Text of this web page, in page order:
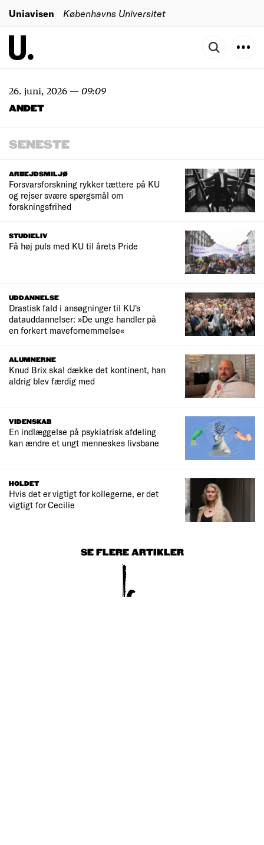
Uniavisen Københavns Universitet
26. juni, 2026—09:09
ANDET
SENESTE
ARBEJDSMILJØ
Forsvarsforskning rykker tættere på KU
og rejser svære spørgsmål om
forskningsfrihed
STUDIELIV
Få høj puls med KU til årets Pride
UDDANNELSE
Drastisk fald i ansøgninger til KU's
datauddannelser: »De unge handler på
en forkert mavefornemmelse«
ALUMNERNE
Knud Brix skal dække det kontinent, han
aldrig blev færdig med
VIDENSKAB
En indlæggelse på psykiatrisk afdeling
kan ændre et ungt menneskes livsbane
HOLDET
Hvis det er vigtigt for kollegerne, er det
vigtigt for Cecilie
SE FLERE ARTIKLER